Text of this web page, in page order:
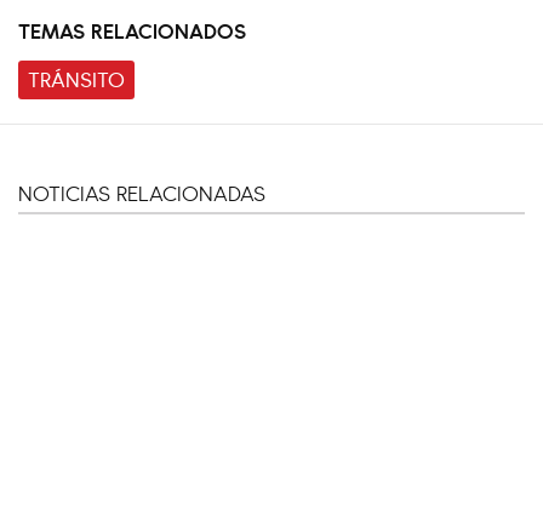
TEMAS RELACIONADOS
TRÁNSITO
NOTICIAS RELACIONADAS